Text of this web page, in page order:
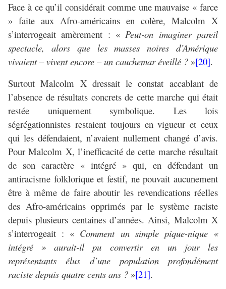
Face à ce qu’il considérait comme une mauvaise « farce
» faite aux Afro-américains en colère, Malcolm X
s’interrogeait amèrement : «Peut-on imaginer pareil
spectacle, alors que les masses noires d’Amérique
vivaient – vivent encore – un cauchemar éveillé ? »[20].
Surtout Malcolm X dressait le constat accablant de
l’absence de résultats concrets de cette marche qui était
restée uniquement symbolique. Les lois
ségrégationnistes restaient toujours en vigueur et ceux
qui les défendaient, n’avaient nullement changé d’avis.
Pour Malcolm X, l’inefficacité de cette marche résultait
de son caractère « intégré » qui, en défendant un
antiracisme folklorique et festif, ne pouvait aucunement
être à même de faire aboutir les revendications réelles
des Afro-américains opprimés par le système raciste
depuis plusieurs centaines d’années. Ainsi, Malcolm X
s’interrogeait : « Comment un simple pique-nique «
intégré » aurait-il pu convertir en un jour les
représentants élus d’une population profondément
raciste depuis quatre cents ans ? »[21].